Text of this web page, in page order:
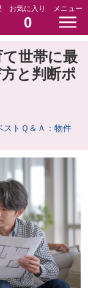
お気に入り
0
メニュー
世帯に最
と判断ポ
ストＱ＆Ａ：物件